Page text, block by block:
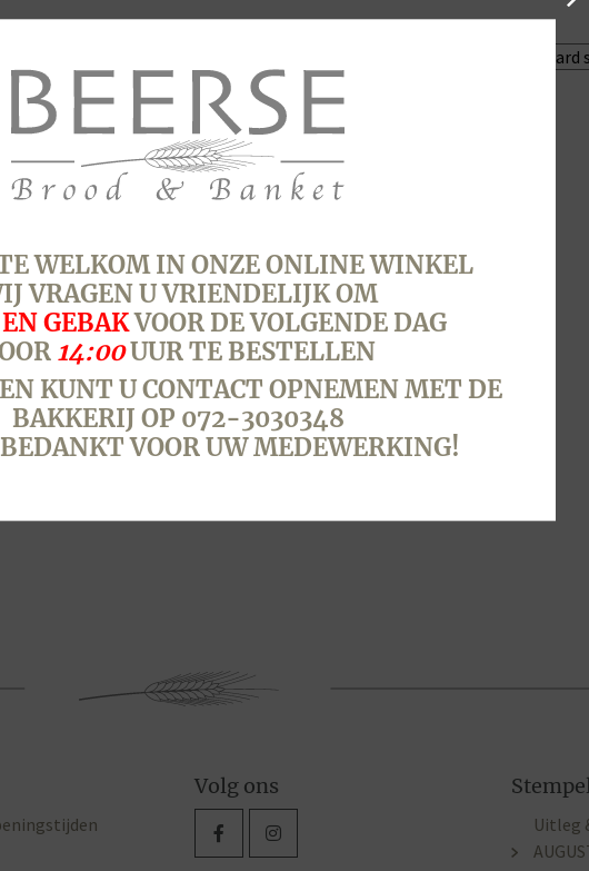
Volg ons
Uitleg
WELKOM IN ONZE ONLINE WINKEL
VRAGEN U VRIENDELIJK OM
GEBAKVOOR DE VOLGENDE DAG
14:00UUR TE BESTELLEN
KUNT U CONTACT OPNEMEN MET DE
BAKKERIJ OP 072-3030348
VOOR UW MEDEWERKING!